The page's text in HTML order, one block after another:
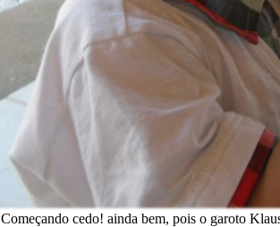
Começando cedo! ainda bem, pois o garoto